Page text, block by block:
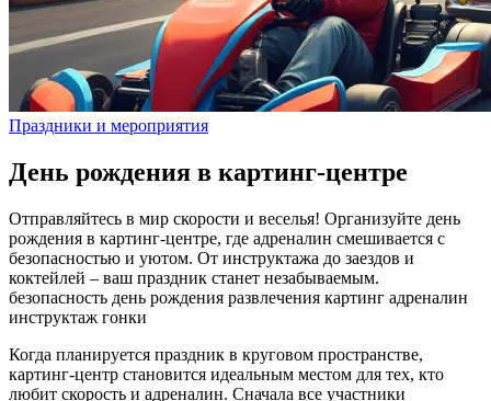
Праздники и мероприятия
День рождения в картинг-центре
Отправляйтесь в мир скорости и веселья! Организуйте день
рождения в картинг-центре, где адреналин смешивается с
безопасностью и уютом. От инструктажа до заездов и
коктейлей – ваш праздник станет незабываемым.
безопасность день рождения развлечения картинг адреналин
инструктаж гонки
Когда планируется праздник в круговом пространстве,
картинг‑центр становится идеальным местом для тех, кто
любит скорость и адреналин. Сначала все участники